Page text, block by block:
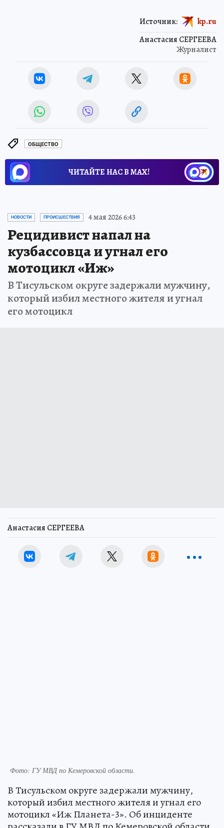
Анастасия СЕРГЕЕВА
Журналист
Источник: kp.ru
ОБЩЕСТВО
ЧИТАЙТЕ НАС В МАХ!
НОВОСТИ ПРОИСШЕСТВИЯ 4 мая 2026 6:43
Рецидивист напал на
кузбассовца и угнал его
мотоцикл «Иж»
В Тисульском округе задержали мужчину,
который избил местного жителя и угнал
его мотоцикл
Анастасия СЕРГЕЕВА
Фото: ГУ МВД по Кемеровской области.
В Тисульском округе задержали мужчину,
который избил местного жителя и угнал его
мотоцикл «Иж Планета-3». Об инциденте